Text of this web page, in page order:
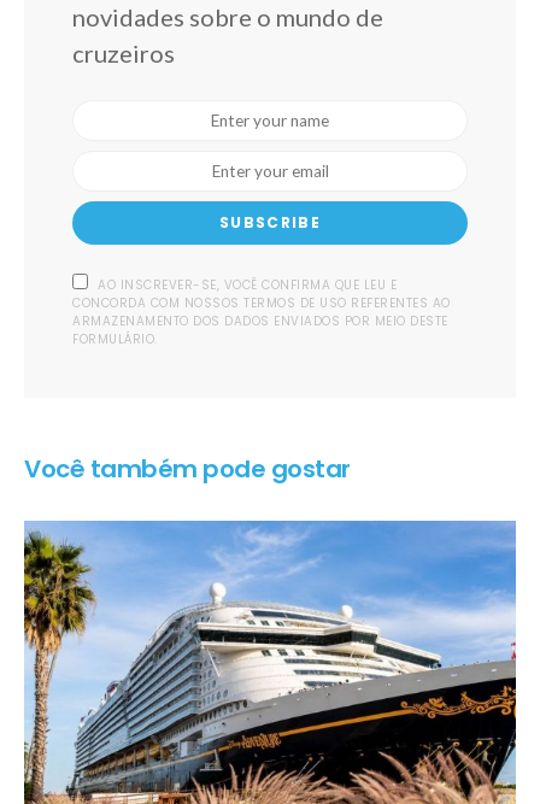
novidades sobre o mundo de
cruzeiros
SUBSCRIBE
AO INSCREVER-SE, VOCÊ CONFIRMA QUE LEU E
CONCORDA COM NOSSOS TERMOS DE USO REFERENTES AO
ARMAZENAMENTO DOS DADOS ENVIADOS POR MEIO DESTE
FORMULÁRIO.
Você também pode gostar